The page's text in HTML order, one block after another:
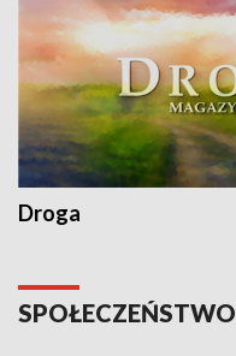
Droga
SPOŁECZEŃSTWO